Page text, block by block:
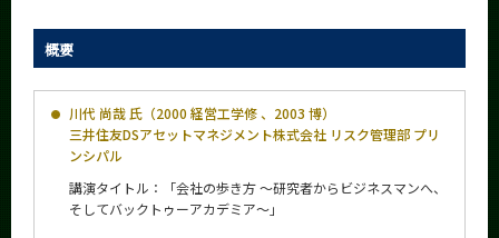
概要
川代 尚哉 氏（2000 経営工学修 、2003 博）
三井住友DSアセットマネジメント株式会社 リスク管理部 プリ
ンシパル
講演タイトル：「会社の歩き方 〜研究者からビジネスマンへ、
そしてバックトゥーアカデミア〜」
学内向け情報
系詳細情報
CLOSE